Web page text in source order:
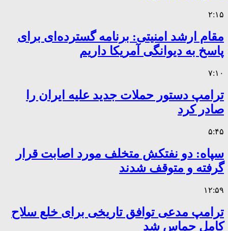
۲:۱۵
مقام ارشد امنیتی: برنامه گسترده‌ای برای
پاسخ به دیوانگی آمریکا داریم
۷:۱۰
ترامپ دستور حملات جدید علیه ایران را
صادر کرد
۵:۴۵
سپاه: دو نفتکش متخلف مورد اصابت قرار
گرفته و متوقف شدند
۱۲:۵۹
ترامپ مدعی توافق تاریخی برای خلع سلاح
کامل حماس شد